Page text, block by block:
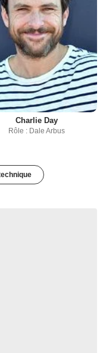
Charlie Day
Rôle : Dale Arbus